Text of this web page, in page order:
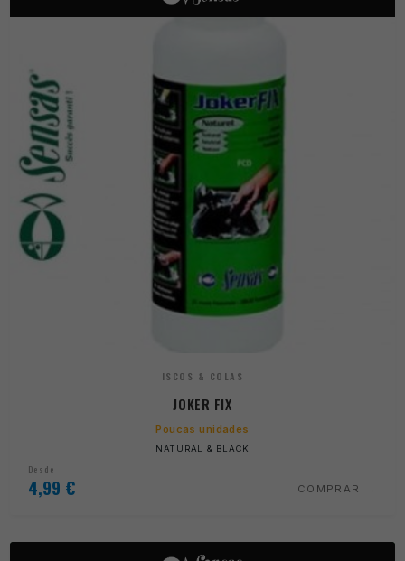
ISCOS & COLAS
JOKER FIX
Poucas unidades
NATURAL & BLACK
Desde
4,99 € COMPRAR